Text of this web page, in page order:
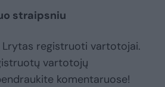
straipsniu
registruoti vartotojai.
vartotojų
komentaruose!